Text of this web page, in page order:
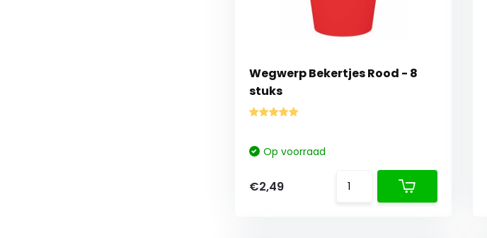
Wegwerp Bekertjes Rood - 8
stuks
Op voorraad
€2,49